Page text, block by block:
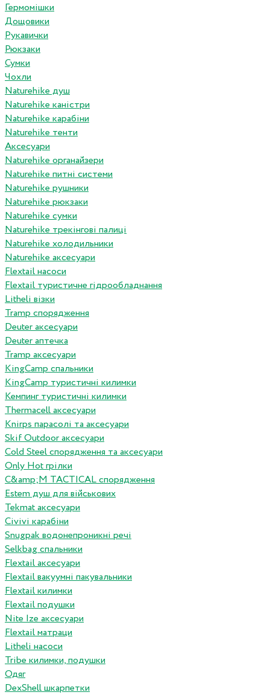
Гермомішки
Дощовики
Рукавички
Рюкзаки
Сумки
Чохли
Naturehike душ
Naturehike каністри
Naturehike карабіни
Naturehike тенти
Аксесуари
Naturehike органайзери
Naturehike питні системи
Naturehike рушники
Naturehike рюкзаки
Naturehike сумки
Naturehike трекінгові палиці
Naturehike холодильники
Naturehike аксесуари
Flextail насоси
Flextail туристичне гідрообладнання
Litheli візки
Tramp спорядження
Deuter аксесуари
Deuter аптечка
Tramp аксесуари
KingCamp спальники
KingCamp туристичні килимки
Кемпинг туристичні килимки
Thermacell аксесуари
Knirps парасолі та аксесуари
Skif Outdoor аксесуари
Cold Steel спорядження та аксесуари
Only Hot грілки
C&amp;M TACTICAL спорядження
Estem душ для військових
Tekmat аксесуари
Сivivi карабіни
Snugpak водонепроникні речі
Selkbag спальники
Flextail аксесуари
Flextail вакуумні пакувальники
Flextail килимки
Flextail подушки
Nite Ize аксесуари
Flextail матраци
Litheli насоси
Tribe килимки, подушки
Одяг
DexShell шкарпетки